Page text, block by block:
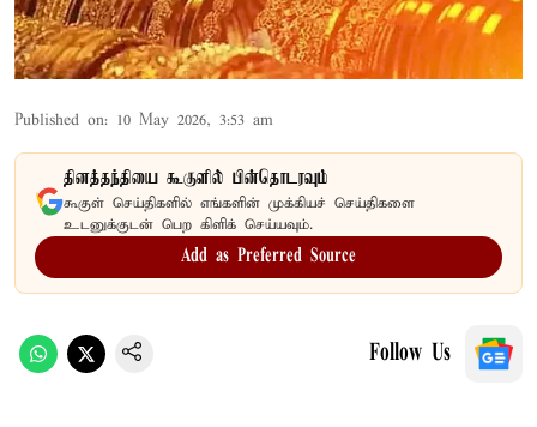
Published on: 10 May 2026, 3:53 am
தினத்தந்தியை கூகுளில் பின்தொடரவும்
கூகுள் செய்திகளில் எங்களின் முக்கியச் செய்திகளை
உடனுக்குடன் பெற கிளிக் செய்யவும்.
Add as Preferred Source
Follow Us